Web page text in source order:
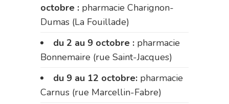
octobre : pharmacie Charignon-
Dumas (La Fouillade)
du 2 au 9 octobre : pharmacie
Bonnemaire (rue Saint-Jacques)
du 9 au 12 octobre: pharmacie
Carnus (rue Marcellin-Fabre)